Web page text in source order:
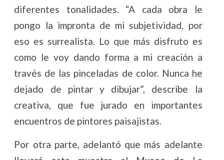
diferentes tonalidades. “A cada obra le
pongo la impronta de mi subjetividad, por
eso es surrealista. Lo que más disfruto es
como le voy dando forma a mi creación a
través de las pinceladas de color. Nunca he
dejado de pintar y dibujar”, describe la
creativa, que fue jurado en importantes
encuentros de pintores paisajistas.
Por otra parte, adelantó que más adelante